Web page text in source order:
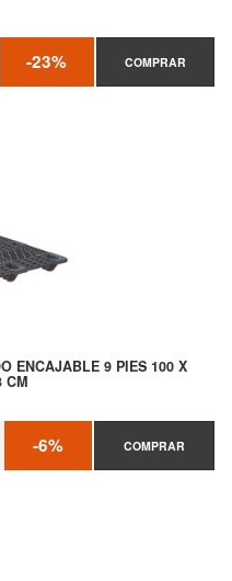
-23% COMPRAR
ENCAJABLE 9 PIES 100 X
CM
-6% COMPRAR